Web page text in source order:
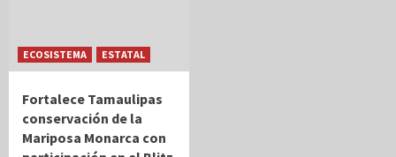
ECOSISTEMA ESTATAL
Fortalece Tamaulipas
conservación de la
Mariposa Monarca con